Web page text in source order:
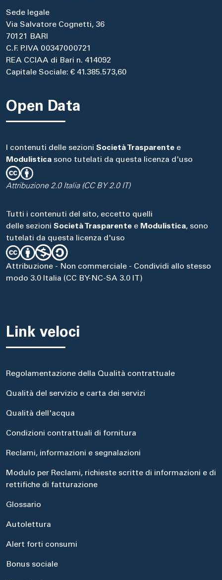
Sede legale
Via Salvatore Cognetti, 36
70121 BARI
C.F. P.IVA 00347000721
REA CCIAA di Bari n. 414092
Capitale Sociale: € 41.385.573,60
Open Data
I contenuti delle sezioni Società Trasparente e
Modulistica sono tutelati da questa licenza d'uso
Attribuzione 2.0 Italia (CC BY 2.0 IT)
Tutti i contenuti del sito, eccetto quelli
delle sezioni Società Trasparente e Modulistica, sono
tutelati da questa licenza d'uso
Attribuzione - Non commerciale - Condividi allo stesso
modo 3.0 Italia (CC BY-NC-SA 3.0 IT)
Link veloci
Regolamentazione della Qualità contrattuale
Qualità del servizio e carta dei servizi
Qualità dell'acqua
Condizioni contrattuali di fornitura
Reclami, informazioni e segnalazioni
Modulo per Reclami, richieste scritte di informazioni e di
rettifiche di fatturazione
Glossario
Autolettura
Alert forti consumi
Bonus sociale